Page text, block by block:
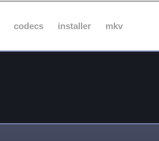
codecs installer mkv